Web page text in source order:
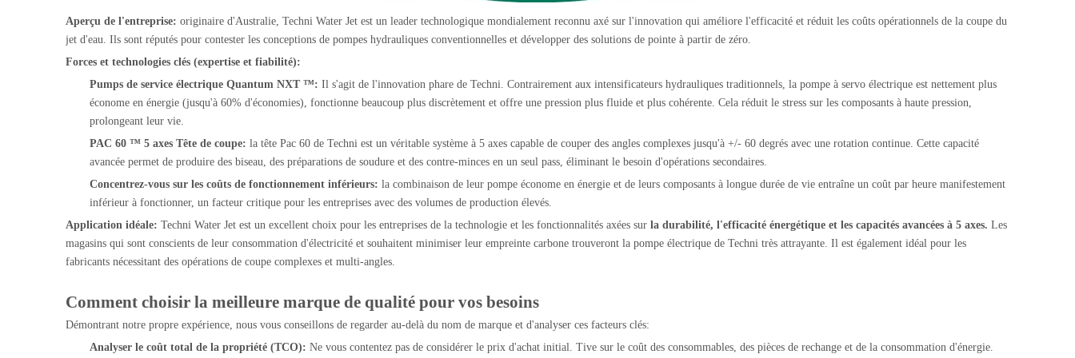
Aperçu de l'entreprise: originaire d'Australie, Techni Water Jet est un leader technologique mondialement reconnu axé sur l'innovation qui améliore l'efficacité et réduit les coûts opérationnels de la coupe du
jet d'eau. Ils sont réputés pour contester les conceptions de pompes hydrauliques conventionnelles et développer des solutions de pointe à partir de zéro.
Forces et technologies clés (expertise et fiabilité):
Pumps de service électrique Quantum NXT ™: Il s'agit de l'innovation phare de Techni. Contrairement aux intensificateurs hydrauliques traditionnels, la pompe à servo électrique est nettement plus
économe en énergie (jusqu'à 60% d'économies), fonctionne beaucoup plus discrètement et offre une pression plus fluide et plus cohérente. Cela réduit le stress sur les composants à haute pression,
prolongeant leur vie.
PAC 60 ™ 5 axes Tête de coupe: la tête Pac 60 de Techni est un véritable système à 5 axes capable de couper des angles complexes jusqu'à +/- 60 degrés avec une rotation continue. Cette capacité
avancée permet de produire des biseau, des préparations de soudure et des contre-minces en un seul pass, éliminant le besoin d'opérations secondaires.
Concentrez-vous sur les coûts de fonctionnement inférieurs: la combinaison de leur pompe économe en énergie et de leurs composants à longue durée de vie entraîne un coût par heure manifestement
inférieur à fonctionner, un facteur critique pour les entreprises avec des volumes de production élevés.
Application idéale: Techni Water Jet est un excellent choix pour les entreprises de la technologie et les fonctionnalités axées sur la durabilité, l'efficacité énergétique et les capacités avancées à 5 axes. Les
magasins qui sont conscients de leur consommation d'électricité et souhaitent minimiser leur empreinte carbone trouveront la pompe électrique de Techni très attrayante. Il est également idéal pour les
fabricants nécessitant des opérations de coupe complexes et multi-angles.
Comment choisir la meilleure marque de qualité pour vos besoins
Démontrant notre propre expérience, nous vous conseillons de regarder au-delà du nom de marque et d'analyser ces facteurs clés:
Analyser le coût total de la propriété (TCO): Ne vous contentez pas de considérer le prix d'achat initial. Tive sur le coût des consommables, des pièces de rechange et de la consommation d'énergie.